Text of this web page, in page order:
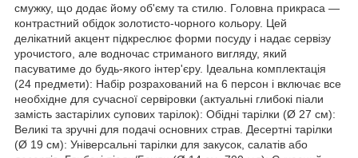
смужку, що додає йому об'єму та стилю. Головна прикраса —
контрастний обідок золотисто-чорного кольору. Цей
делікатний акцент підкреслює форми посуду і надає сервізу
урочистого, але водночас стриманого вигляду, який
пасуватиме до будь-якого інтер'єру. Ідеальна комплектація
(24 предмети): Набір розрахований на 6 персон і включає все
необхідне для сучасної сервіровки (актуальні глибокі піали
замість застарілих супових тарілок): Обідні тарілки (Ø 27 см):
Великі та зручні для подачі основних страв. Десертні тарілки
(Ø 19 см): Універсальні тарілки для закусок, салатів або